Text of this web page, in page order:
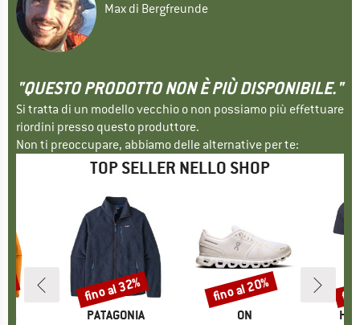
Max di Bergfreunde
"QUESTO PRODOTTO NON È PIÙ DISPONIBILE."
Si tratta di un modello vecchio o non possiamo più effettuare
riordini presso questo produttore.
Non ti preoccupare, abbiamo delle alternative per te:
TOP SELLER NELLO SHOP
MARCHIO
PATAGONIA
Sconto
fino al 32%
MARCHIO
ON
Sconto
fino al 20%